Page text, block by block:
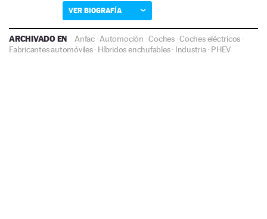
VER BIOGRAFÍA
ARCHIVADO EN Anfac·Automoción ·Coches·Coches eléctricos ·
Fabricantes automóviles· Híbridos enchufables· Industria· PHEV